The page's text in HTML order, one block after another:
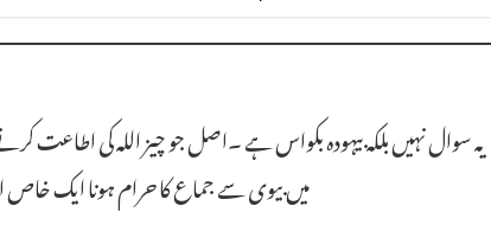
یہ سوال نہیں بلکہ بیہودہ بکواس ہے ۔اصل جو چیز اللہ کی
میں بیوی سے جماع کا حرام ہونا ایک خاص